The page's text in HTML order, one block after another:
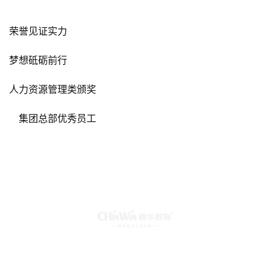
荣誉见证实力
梦想砥砺前行
人力资源管理类颁奖
集团总部优秀员工